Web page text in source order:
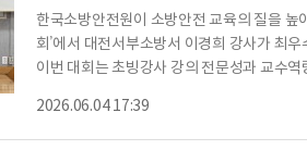
한국소방안전원이 소방안전 교육의 질을 높
회’에서 대전서부소방서 이경희 강사가 최
이번 대회는 초빙강사 강의 전문성과 교수
받아 운영 중이다.대회에는 안전원 시도지
2개월간 각 지역에서 교육을 진행했다.경연
2026.06.04 17:39